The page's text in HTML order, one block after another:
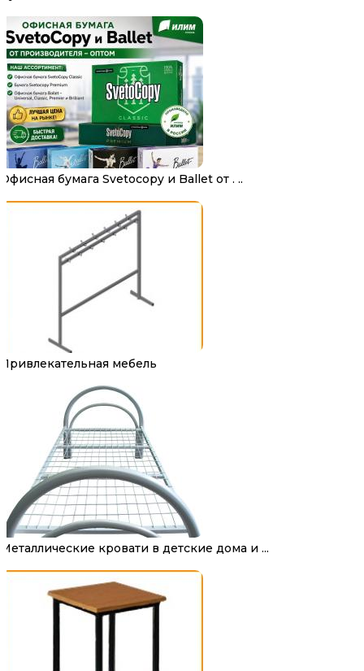
Офисная бумага Svetocopy и Ballet от . ..
Привлекательная мебель
Металлические кровати в детские дома и ...